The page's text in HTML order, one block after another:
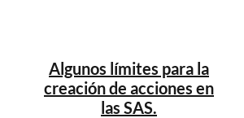
Algunos límites para la
creación de acciones en
las SAS.